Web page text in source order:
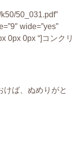
50_031.pdf”
wide=”yes”
0px 0px “]コンクリ
けば、ぬめりがと